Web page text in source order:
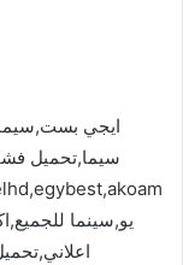
ايجي بست,سيما
يو,سينما